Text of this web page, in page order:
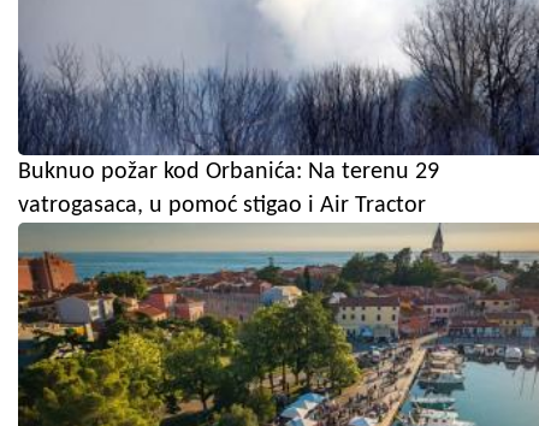
Buknuo požar kod Orbanića: Na terenu 29
vatrogasaca, u pomoć stigao i Air Tractor